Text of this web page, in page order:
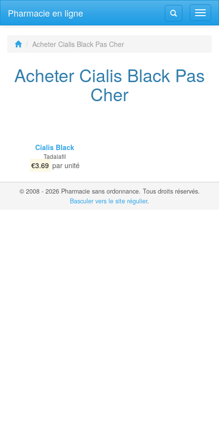
Navigation
bascule
Pharmacie en ligne
Acheter Cialis Black Pas Cher
Acheter Cialis Black Pas
Cher
Cialis Black
Tadalafil
€3.69 par unité
© 2008 - 2026 Pharmacie sans ordonnance. Tous droits réservés.
Basculer vers le site régulier.